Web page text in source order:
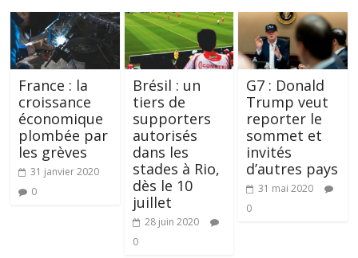
France : la
croissance
économique
plombée par
les grèves
31 janvier 2020
0
Brésil : un
tiers de
supporters
autorisés
dans les
stades à Rio,
dès le 10
juillet
28 juin 2020
0
G7 : Donald
Trump veut
reporter le
sommet et
invités
d’autres pays
31 mai 2020
0